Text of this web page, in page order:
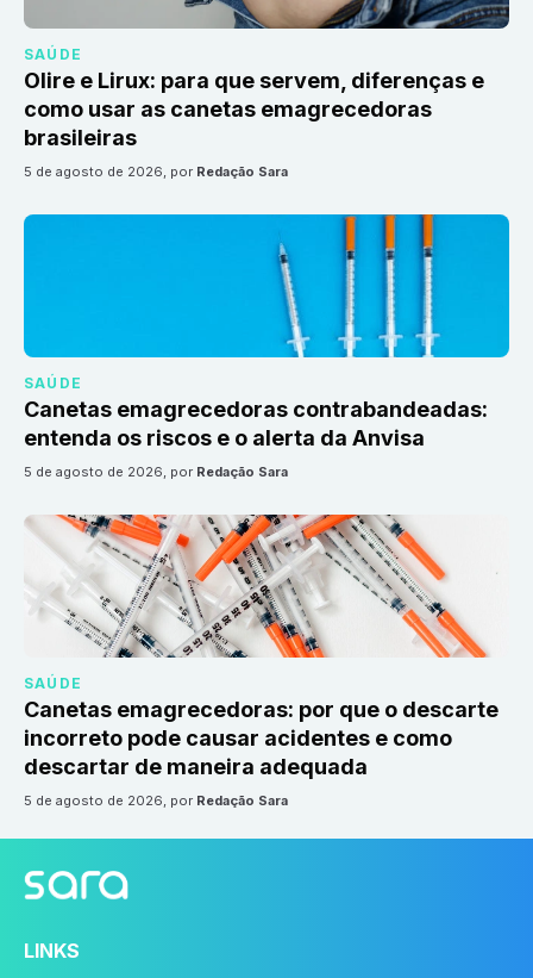
SAÚDE
Olire e Lirux: para que servem, diferenças e
como usar as canetas emagrecedoras
brasileiras
5 de agosto de 2026, por Redação Sara
SAÚDE
Canetas emagrecedoras contrabandeadas:
entenda os riscos e o alerta da Anvisa
5 de agosto de 2026, por Redação Sara
SAÚDE
Canetas emagrecedoras: por que o descarte
incorreto pode causar acidentes e como
descartar de maneira adequada
5 de agosto de 2026, por Redação Sara
LINKS